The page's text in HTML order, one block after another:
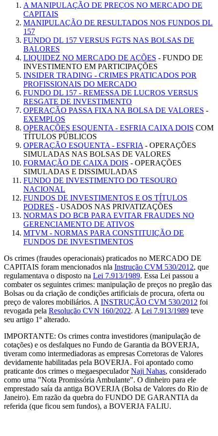
A MANIPULAÇÃO DE PREÇOS NO MERCADO DE
CAPITAIS
MANIPULAÇÃO DE RESULTADOS NOS FUNDOS DL
157
FUNDO DL 157 VERSUS FGTS NAS BOLSAS DE
BALORES
LIQUIDEZ NO MERCADO DE AÇÕES - FUNDO DE
INVESTIMENTO EM PARTICIPAÇÕES
INSIDER TRADING - CRIMES PRATICADOS POR
PROFISSIONAIS DO MERCADO
FUNDO DL 157 - REMESSA DE LUCROS VERSUS
RESGATE DE INVESTIMENTO
OPERAÇÃO PASSA FIXA NA BOLSA DE VALORES -
EXEMPLOS
OPERAÇÕES ESQUENTA - ESFRIA CAIXA DOIS COM
TÍTULOS PÚBLICOS
OPERAÇÃO ESQUENTA - ESFRIA - OPERAÇÕES
SIMULADAS NAS BOLSAS DE VALORES
FORMAÇÃO DE CAIXA DOIS - OPERAÇÕES
SIMULADAS E DISSIMULADAS
FUNDO DE INVESTIMENTO DO TESOURO
NACIONAL
FUNDOS DE INVESTIMENTOS E OS TÍTULOS
PODRES - USADOS NAS PRIVATIZAÇÕES
NORMAS DO BCB PARA EVITAR FRAUDES NO
GERENCIAMENTO DE ATIVOS
MTVM - NORMAS PARA CONSTITUIÇÃO DE
FUNDOS DE INVESTIMENTOS
Os crimes (fraudes operacionais) praticados no MERCADO DE
CAPITAIS foram mencionados nla Instrução CVM 530/2012, que
regulamentava o disposto na Lei 7.913/1989. Essa Lei passou a
combater os seguintes crimes: manipulação de preços no pregão das
Bolsas ou da criação de condições artificiais de procura, oferta ou
preço de valores mobiliários. A INSTRUÇÃO CVM 530/2012 foi
revogada pela Resolução CVN 160/2022. A Lei 7.913/1989 teve
seu artigo 1º alterado.
IMPORTANTE: Os crimes contra investidores (manipulação de
cotações) e os desfalques no Fundo de Garantia da BOVERJA,
tiveram como intermediadoras as empresas Corretoras de Valores
devidamente habilitadas pela BOVERJA. Foi apontado como
praticante dos crimes o megaespeculadorNaji Nahas, considerado
como uma "Nota Promissória Ambulante". O dinheiro para ele
emprestado saía da antiga BOVERJA (Bolsa de Valores do Rio de
Janeiro). Em razão da quebra do FUNDO DE GARANTIA da
referida (que ficou sem fundos), a BOVERJA FALIU.